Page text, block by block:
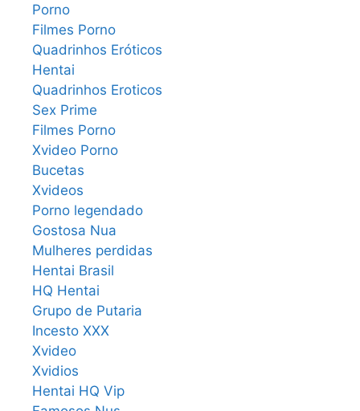
Porno
Filmes Porno
Quadrinhos Eróticos
Hentai
Quadrinhos Eroticos
Sex Prime
Filmes Porno
Xvideo Porno
Bucetas
Xvideos
Porno legendado
Gostosa Nua
Mulheres perdidas
Hentai Brasil
HQ Hentai
Grupo de Putaria
Incesto XXX
Xvideo
Xvidios
Hentai HQ Vip